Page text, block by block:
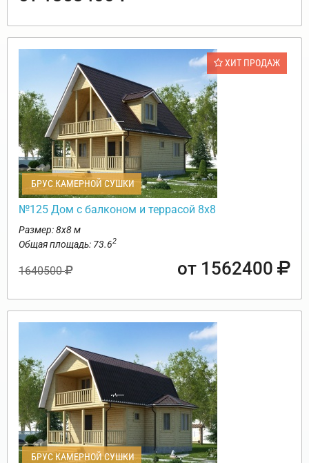
ХИТ ПРОДАЖ
БРУС КАМЕРНОЙ СУШКИ
№125 Дом с балконом и террасой 8х8
Размер: 8х8 м
Общая площадь: 73.62
1640500 от 1562400
БРУС КАМЕРНОЙ СУШКИ